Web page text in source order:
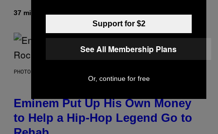
37 minutes ago
PHOTO BY AARON J. THORNTON/GETTY IMAGES
Eminem Put Up His Own Money
to Help a Hip-Hop Legend Go to
Support for $2
See All Membership Plans
Or, continue for free